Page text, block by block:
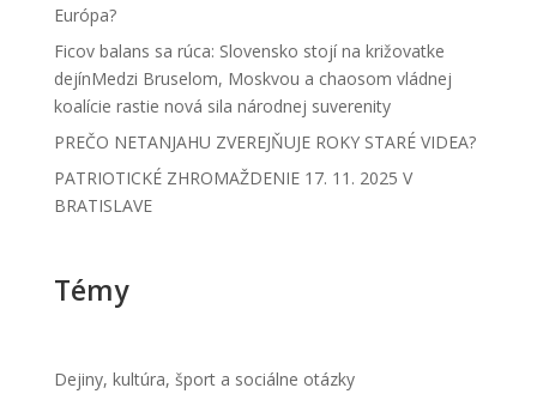
Európa?
Ficov balans sa rúca: Slovensko stojí na križovatke
dejínMedzi Bruselom, Moskvou a chaosom vládnej
koalície rastie nová sila národnej suverenity
PREČO NETANJAHU ZVEREJŇUJE ROKY STARÉ VIDEA?
PATRIOTICKÉ ZHROMAŽDENIE 17. 11. 2025 V
BRATISLAVE
Témy
Dejiny, kultúra, šport a sociálne otázky